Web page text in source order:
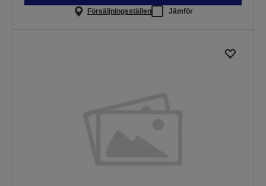
Försäljningsställen Jämför